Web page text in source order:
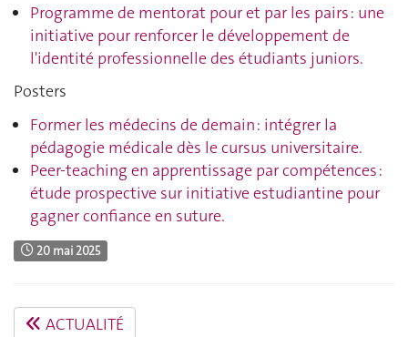
Programme de mentorat pour et par les pairs : une
initiative pour renforcer le développement de
l'identité professionnelle des étudiants juniors.
Posters
Former les médecins de demain : intégrer la
pédagogie médicale dès le cursus universitaire.
Peer-teaching en apprentissage par compétences :
étude prospective sur initiative estudiantine pour
gagner confiance en suture.
20 mai 2025
ACTUALITÉ